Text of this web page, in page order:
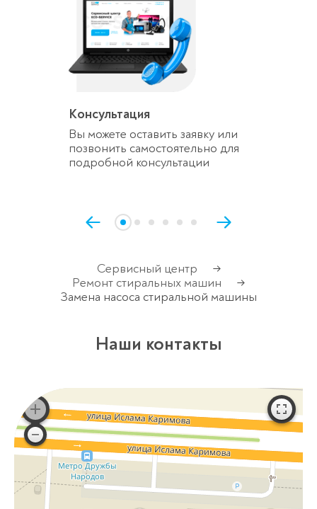
Консультация
Вы можете оставить заявку или
позвонить самостоятельно для
подробной консультации
Сервисный центр
→
Ремонт стиральных машин
→
Замена насоса стиральной машины
Наши контакты